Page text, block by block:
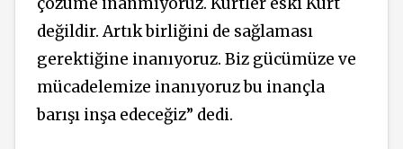
çözüme inanmıyoruz. Kürtler eski Kürt
değildir. Artık birliğini de sağlaması
gerektiğine inanıyoruz. Biz gücümüze ve
mücadelemize inanıyoruz bu inançla
barışı inşa edeceğiz” dedi.